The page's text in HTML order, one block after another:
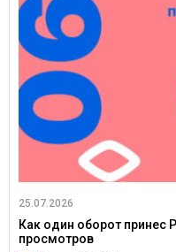
25.07.2026
Как один оборот принес
просмотров